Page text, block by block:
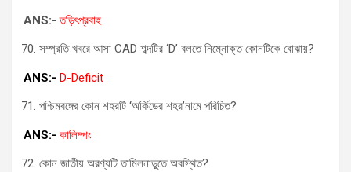
ANS:- তড়িৎপ্রবাহ
সম্প্রতি খবরে আসা CAD শব্দটির ‘D’ বলতে নিম্নোক্ত কোনটিকে বোঝায়?
ANS:- D-Deficit
পশ্চিমবঙ্গের কোন শহরটি ‘অর্কিডের শহর’নামে পরিচিত?
ANS:- কালিম্পং
কোন জাতীয় অরণ্যটি তামিলনাড়ুতে অবস্থিত?